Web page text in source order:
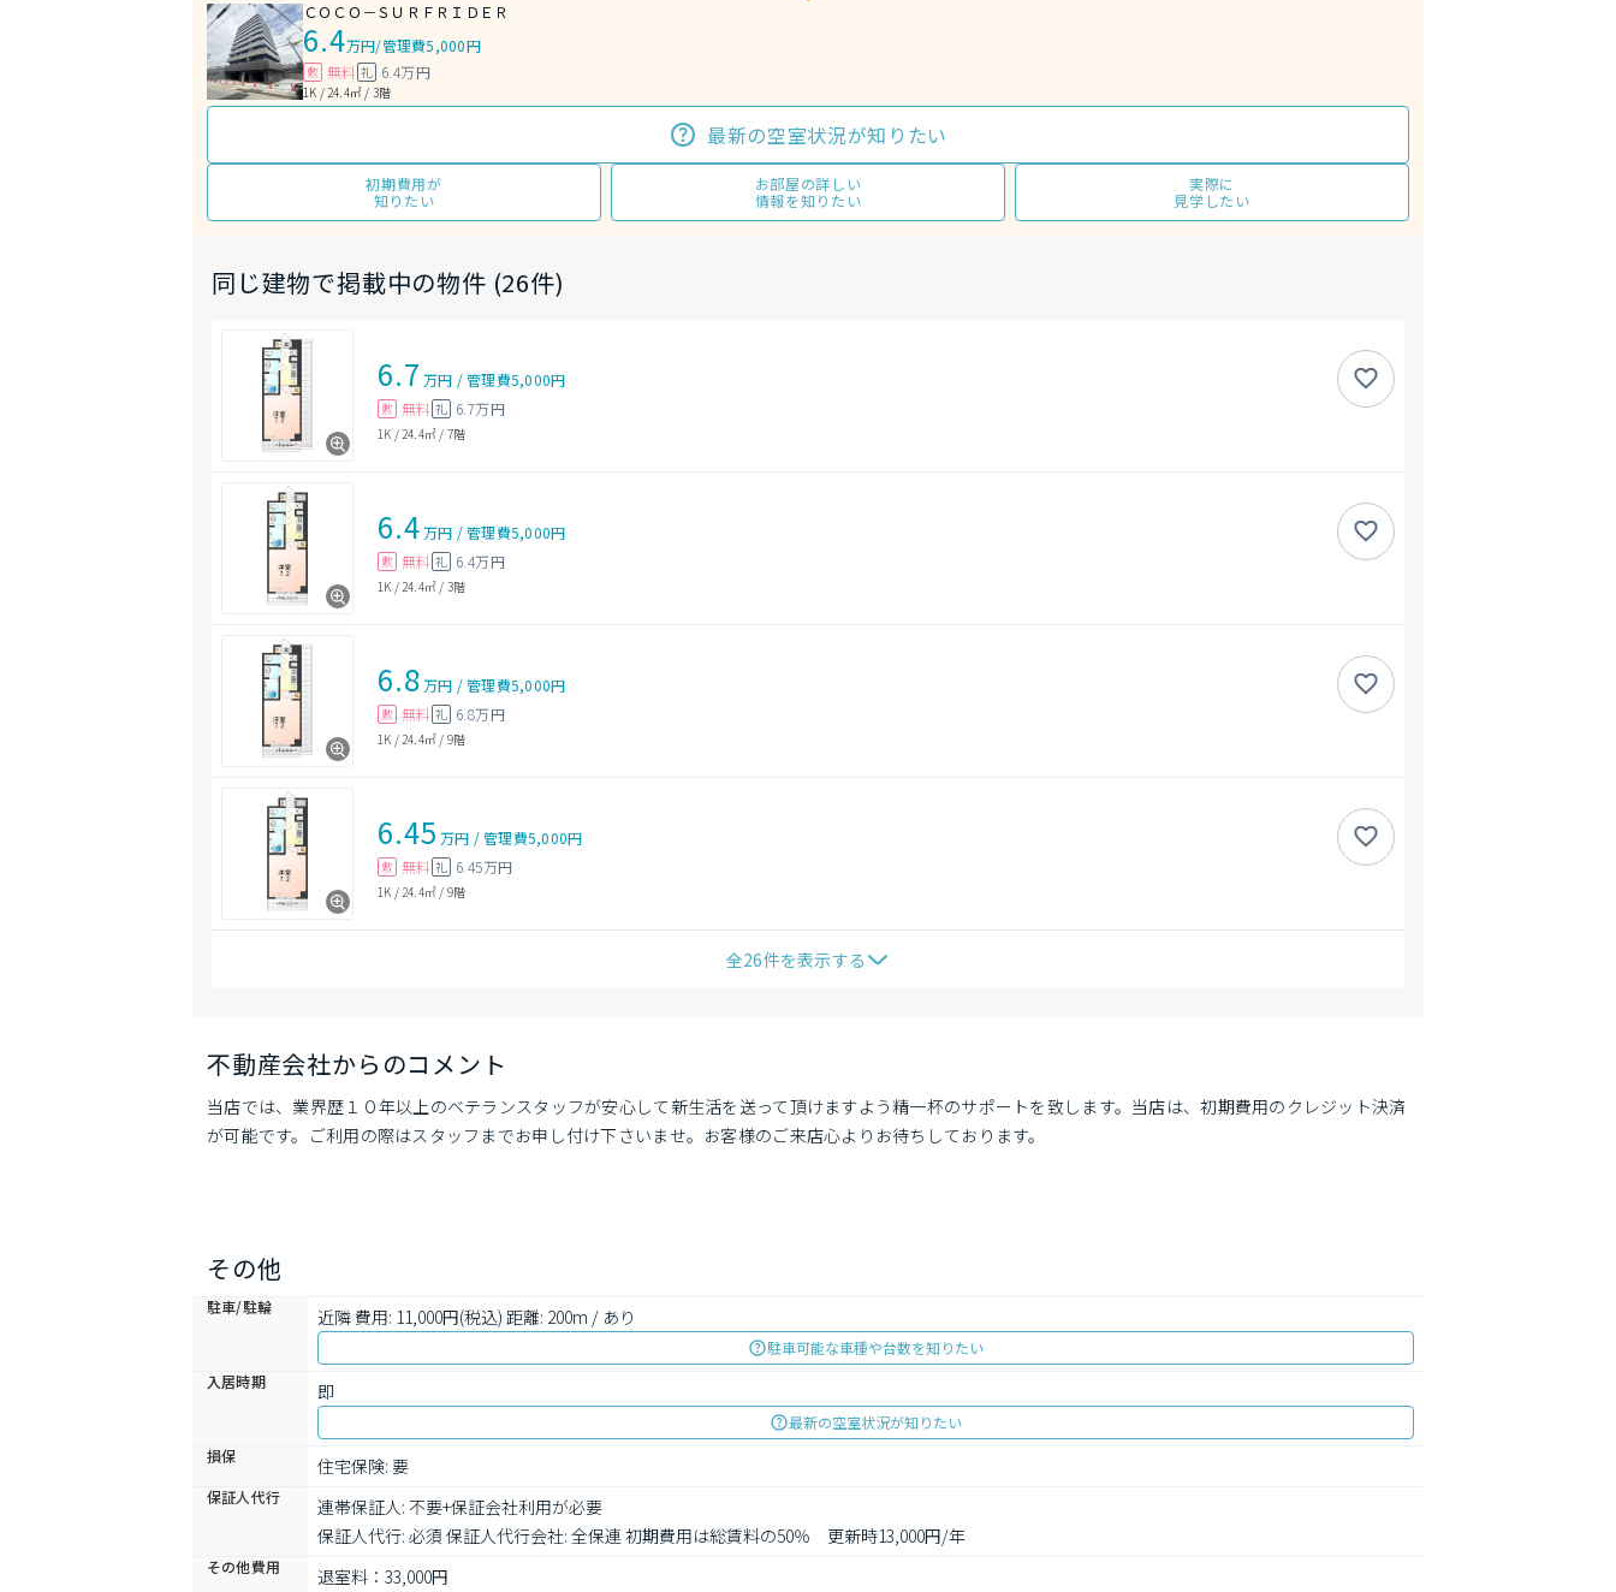
ＣＯＣＯ－ＳＵＲＦＲＩＤＥＲ
6.4万円/管理費5,000円
敷 無料 礼 6.4万円
1K / 24.4㎡ / 3階
最新の空室状況が知りたい
初期費用が
知りたい
お部屋の詳しい
情報を知りたい
実際に
見学したい
同じ建物で掲載中の物件 (26件)
6.7 万円 /管理費5,000円
敷 無料 礼 6.7万円
1K / 24.4㎡ / 7階
6.4万円 /管理費5,000円
敷 無料 礼 6.4万円
1K / 24.4㎡ / 3階
6.8万円 /管理費5,000円
敷 無料 礼 6.8万円
1K / 24.4㎡ / 9階
6.45 万円 /管理費5,000円
敷 無料 礼 6.45万円
1K / 24.4㎡ / 9階
全26件を表示する
不動産会社からのコメント
当店では、業界歴１０年以上のベテランスタッフが安心して新生活を送って頂けますよう精一杯のサポートを致します。当店は、初期費用のクレジット決済
が可能です。ご利用の際はスタッフまでお申し付け下さいませ。お客様のご来店心よりお待ちしております。
その他
駐車/駐輪 近隣 費用: 11,000円(税込) 距離: 200m / あり
駐車可能な車種や台数を知りたい
入居時期
即
最新の空室状況が知りたい
損保
住宅保険: 要
保証人代行
連帯保証人: 不要+保証会社利用が必要
保証人代行: 必須 保証人代行会社: 全保連 初期費用は総賃料の50％　更新時13,000円/年
その他費用 退室料：33,000円